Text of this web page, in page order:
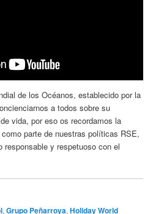
de los Océanos, establecido por la
a todos sobre su
vida, por eso os recordamos la
parte de nuestras políticas RSE,
responsable y respetuoso con el
,Grupo Peñarroya,Holiday World